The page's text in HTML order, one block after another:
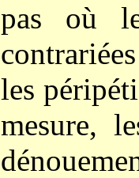
pas où
les
mesure,